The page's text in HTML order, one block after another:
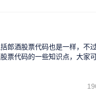
郎酒股票代码也是一样，不
票代码的一些知识点，大家